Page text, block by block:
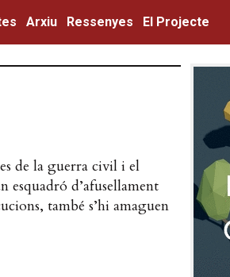
Arxiu Ressenyes El Projecte
de la guerra civil i el
esquadró d’afusellament
també s’hi amaguen